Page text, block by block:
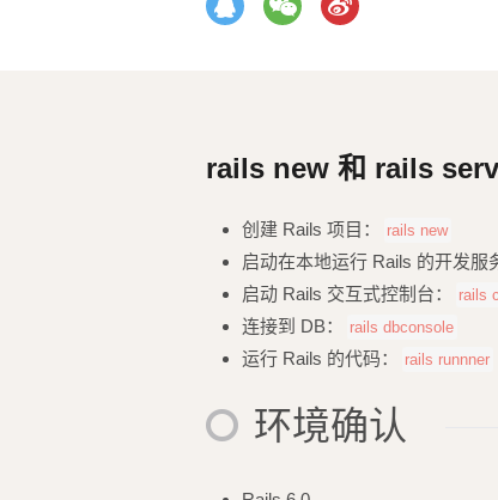
rails new 和 rails
创建 Rails 项目： rails new
启动在本地运行 Rails 的开发服
启动 Rails 交互式控制台： rails
连接到 DB： rails dbconsole
运行 Rails 的代码： rails runnner
环境确认